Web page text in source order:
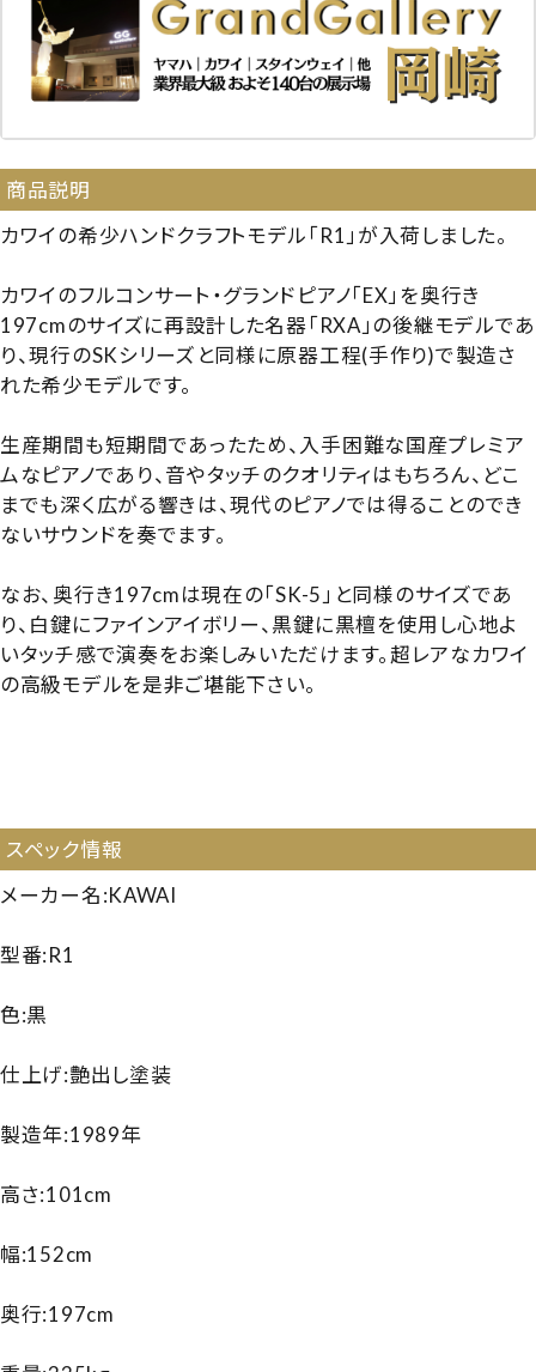
商品説明
カワイの希少ハンドクラフトモデル「R1」が入荷しました。
カワイのフルコンサート・グランドピアノ「EX」を奥行き
197cmのサイズに再設計した名器「RXA」の後継モデルであ
り、現行のSKシリーズと同様に原器工程(手作り)で製造さ
れた希少モデルです。
生産期間も短期間であったため、入手困難な国産プレミア
ムなピアノであり、音やタッチのクオリティはもちろん、どこ
までも深く広がる響きは、現代のピアノでは得ることのでき
ないサウンドを奏でます。
なお、奥行き197cmは現在の「SK-5」と同様のサイズであ
り、白鍵にファインアイボリー、黒鍵に黒檀を使用し心地よ
いタッチ感で演奏をお楽しみいただけます。超レアなカワイ
の高級モデルを是非ご堪能下さい。
スペック情報
メーカー名:KAWAI
型番:R1
色:黒
仕上げ:艶出し塗装
製造年:1989年
高さ:101cm
幅:152cm
奥行:197cm